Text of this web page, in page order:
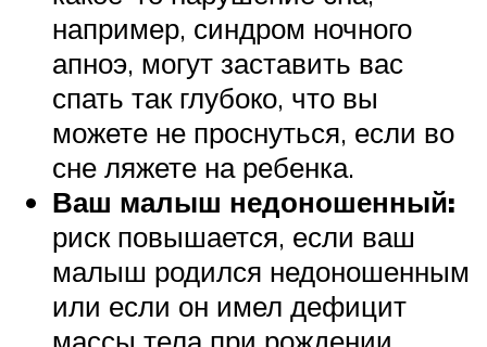
например, синдром ночного
апноэ, могут заставить вас
спать так глубоко, что вы
можете не проснуться, если во
сне ляжете на ребенка.
Ваш малыш недоношенный:
риск повышается, если ваш
малыш родился недоношенным
или если он имел дефицит